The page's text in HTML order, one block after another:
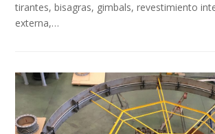
tirantes, bisagras, gimbals, revestimiento
externa,…